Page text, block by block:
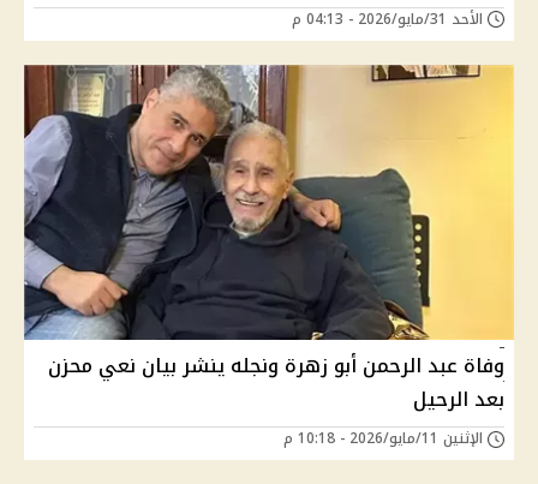
الأحد 31/مايو/2026 - 04:13 م
وفاة عبد الرحمن أبو زهرة ونجله ينشر بيان نعي محزن
بعد الرحيل
الإثنين 11/مايو/2026 - 10:18 م